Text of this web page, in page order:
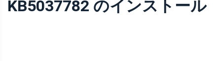
KB5037782 のインストール